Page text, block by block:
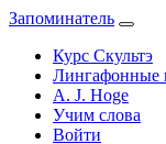
Запоминатель
Курс Скультэ
Лингафонные
A. J. Hoge
Учим слова
Войти